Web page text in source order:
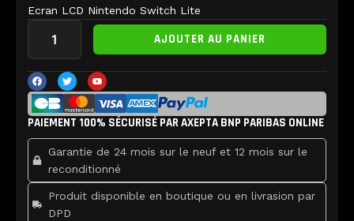
Ecran LCD Nintendo Switch Lite
quantité
Ecran
LCD
Nintendo
Switch
Lite
AJOUTER AU PANIER
F
a
c
e
b
o
k
T
w
i
t
t
e
Y
o
u
t
u
b
PAIEMENT 100% SÉCURISÉ PAR AXEPTA BNP PARIBAS ONLINE
Garantie de 24 mois sur le neuf et 12 mois sur le
reconditionné
Produit disponible en boutique ou en livrasion par
DPD